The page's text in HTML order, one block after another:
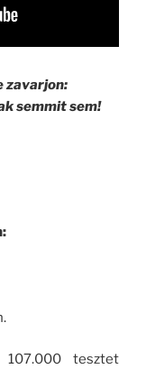
zavarjon:
semmit sem!
107.000 tesztet